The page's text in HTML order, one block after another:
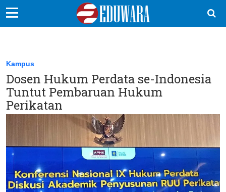
Sekolah Kita
Vokasi
Kampus
Idea
EduDana
Kampus
Dosen Hukum Perdata se-Indonesia
Tuntut Pembaruan Hukum
Perikatan